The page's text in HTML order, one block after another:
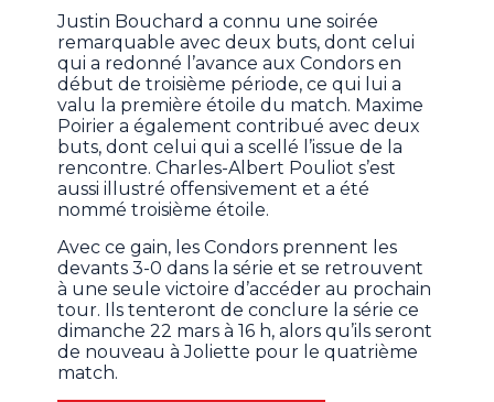
Justin Bouchard a connu une soirée
remarquable avec deux buts, dont celui
qui a redonné l’avance aux Condors en
début de troisième période, ce qui lui a
valu la première étoile du match. Maxime
Poirier a également contribué avec deux
buts, dont celui qui a scellé l’issue de la
rencontre. Charles-Albert Pouliot s’est
aussi illustré offensivement et a été
nommé troisième étoile.
Avec ce gain, les Condors prennent les
devants 3-0 dans la série et se retrouvent
à une seule victoire d’accéder au prochain
tour. Ils tenteront de conclure la série ce
dimanche 22 mars à 16 h, alors qu’ils seront
de nouveau à Joliette pour le quatrième
match.